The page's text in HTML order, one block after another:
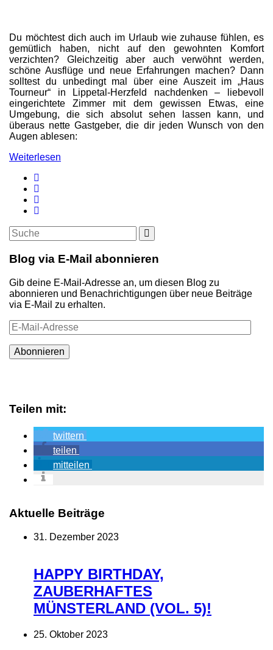
Du möchtest dich auch im Urlaub wie zuhause fühlen, es
gemütlich haben, nicht auf den gewohnten Komfort
verzichten? Gleichzeitig aber auch verwöhnt werden,
schöne Ausflüge und neue Erfahrungen machen? Dann
solltest du unbedingt mal über eine Auszeit im „Haus
Tourneur“ in Lippetal-Herzfeld nachdenken – liebevoll
eingerichtete Zimmer mit dem gewissen Etwas, eine
Umgebung, die sich absolut sehen lassen kann, und
überaus nette Gastgeber, die dir jeden Wunsch von den
Augen ablesen:
Weiterlesen
Suche
nach:
Blog via E-Mail abonnieren
Gib deine E-Mail-Adresse an, um diesen Blog zu
abonnieren und Benachrichtigungen über neue Beiträge
via E-Mail zu erhalten.
E-
Mail-
Adresse
Abonnieren
Teilen mit:
twittern
teilen
mitteilen
Aktuelle Beiträge
31. Dezember 2023
HAPPY BIRTHDAY,
ZAUBERHAFTES
MÜNSTERLAND (VOL. 5)!
25. Oktober 2023